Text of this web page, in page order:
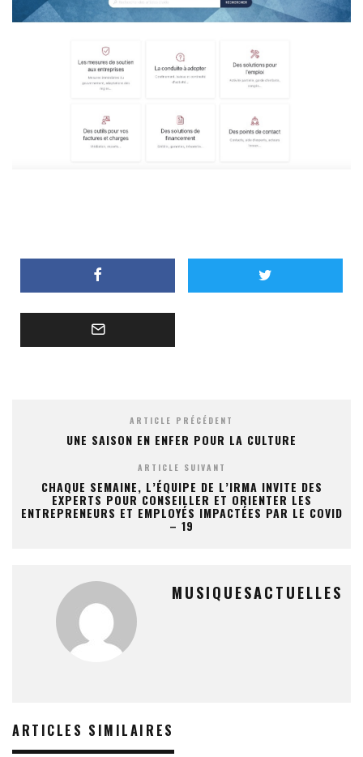
ARTICLE PRÉCÉDENT
UNE SAISON EN ENFER POUR LA CULTURE
ARTICLE SUIVANT
CHAQUE SEMAINE, L’ÉQUIPE DE L’IRMA INVITE DES
EXPERTS POUR CONSEILLER ET ORIENTER LES
ENTREPRENEURS ET EMPLOYÉS IMPACTÉES PAR LE COVID
– 19
MUSIQUESACTUELLES
ARTICLES SIMILAIRES